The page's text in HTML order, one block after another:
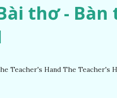
thơ - Bàn
Teacher's Hand The Teacher's